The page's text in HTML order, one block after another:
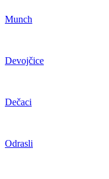
Munch
Devojčice
Dečaci
Odrasli